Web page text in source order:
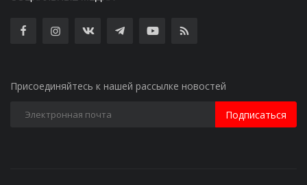
Присоединяйтесь к нашей рассылке новостей
Подписаться